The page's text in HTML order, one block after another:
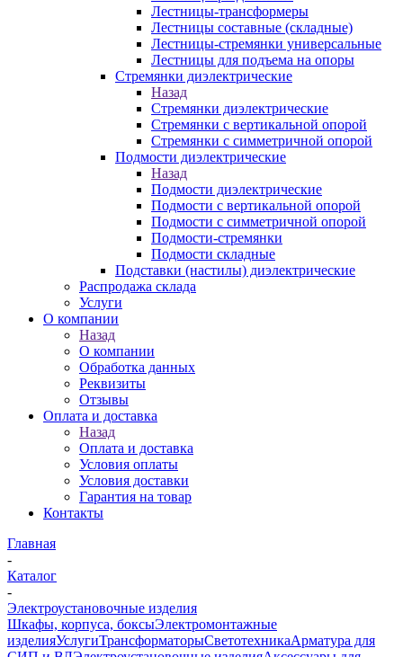
Лестницы-трансформеры
Лестницы составные (складные)
Лестницы-стремянки универсальные
Лестницы для подъема на опоры
Стремянки диэлектрические
Назад
Стремянки диэлектрические
Стремянки с вертикальной опорой
Стремянки с симметричной опорой
Подмости диэлектрические
Назад
Подмости диэлектрические
Подмости с вертикальной опорой
Подмости с симметричной опорой
Подмости-стремянки
Подмости складные
Подставки (настилы) диэлектрические
Распродажа склада
Услуги
О компании
Назад
О компании
Обработка данных
Реквизиты
Отзывы
Оплата и доставка
Назад
Оплата и доставка
Условия оплаты
Условия доставки
Гарантия на товар
Контакты
Главная
-
Каталог
-
Электроустановочные изделия
Шкафы, корпуса, боксыЭлектромонтажные
изделияУслугиТрансформаторыСветотехникаАрматура для